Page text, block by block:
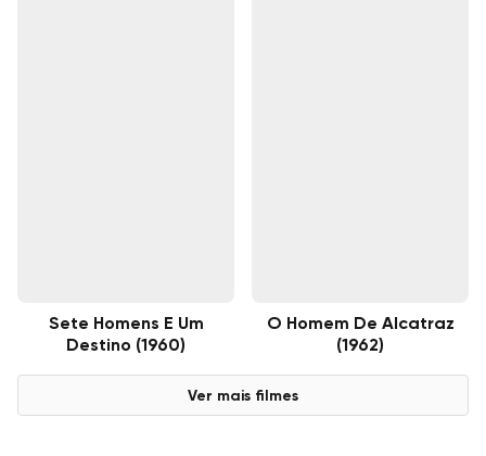
Sete Homens E Um
Destino (1960)
O Homem De Alcatraz
(1962)
Ver mais filmes